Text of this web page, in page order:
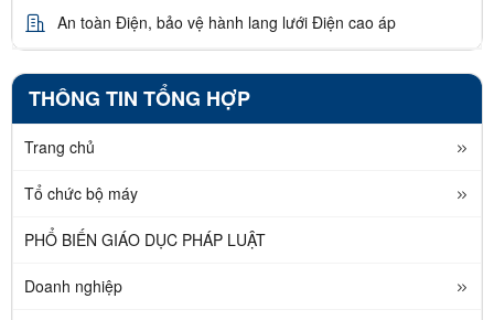
An toàn Điện, bảo vệ hành lang lưới Điện cao áp
THÔNG TIN TỔNG HỢP
Trang chủ
Tổ chức bộ máy
PHỔ BIẾN GIÁO DỤC PHÁP LUẬT
Doanh nghiệp